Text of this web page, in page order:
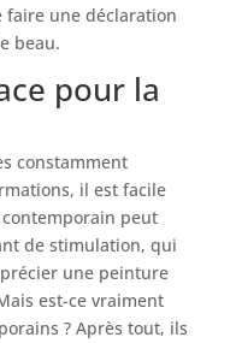
faire une déclaration
beau.
pour la
constamment
il est facile
peut
de stimulation, qui
une peinture
est-ce vraiment
? Après tout, ils